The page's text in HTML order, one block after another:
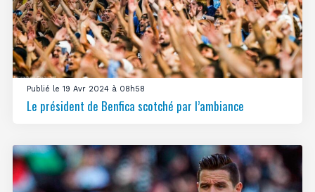
Publié le 19 Avr 2024 à 08h58
Le président de Benfica scotché par l’ambiance